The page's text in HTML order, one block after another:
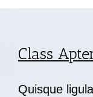
Class
Quisque